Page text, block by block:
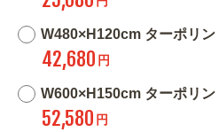
W480×H120cm ターポリン
42,680 円
W600×H150cm ターポリン
52,580 円